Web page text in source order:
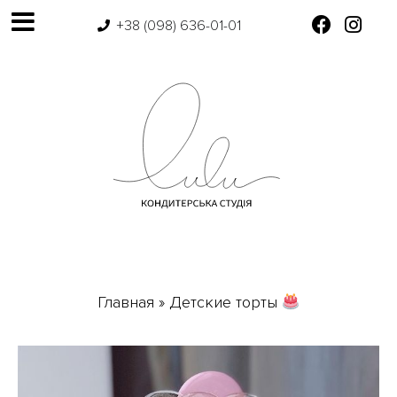
+38 (098) 636-01-01
Главная » Детские торты